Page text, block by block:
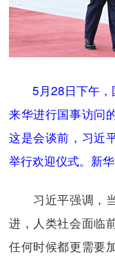
5月28日下午
来华进行国事访问
这是会谈前，习近
举行欢迎仪式。新
习近平强调，当
进，人类社会面临
任何时候都更需要